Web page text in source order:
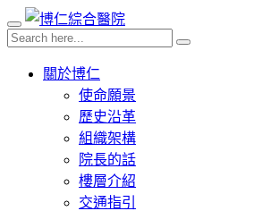
關於博仁
使命願景
歷史沿革
組織架構
院長的話
樓層介紹
交通指引